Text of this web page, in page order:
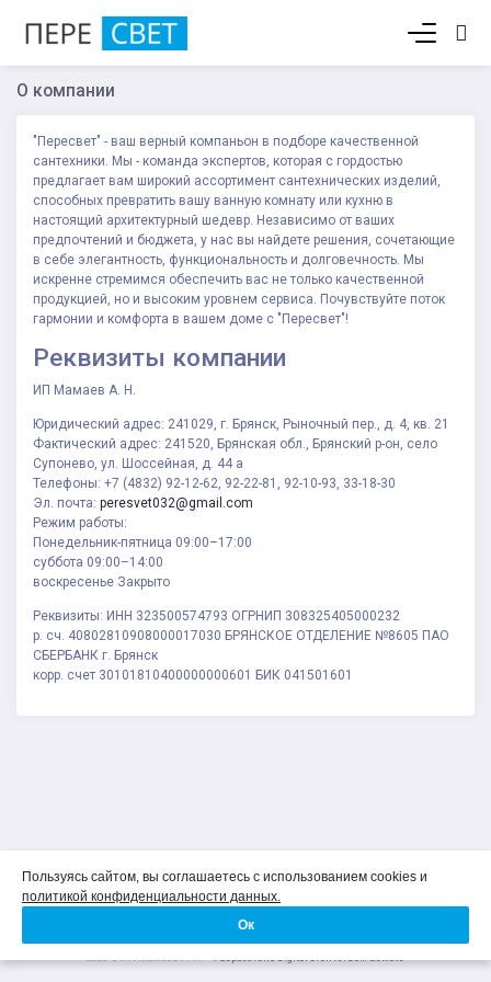
О компании
Пользуясь сайтом, вы соглашаетесь с использованием cookies и
политикой конфиденциальности данных.
Ок
"Пересвет" - ваш верный компаньон в подборе качественной
сантехники. Мы - команда экспертов, которая с гордостью
предлагает вам широкий ассортимент сантехнических изделий,
способных превратить вашу ванную комнату или кухню в
настоящий архитектурный шедевр. Независимо от ваших
предпочтений и бюджета, у нас вы найдете решения, сочетающие
в себе элегантность, функциональность и долговечность. Мы
искренне стремимся обеспечить вас не только качественной
продукцией, но и высоким уровнем сервиса. Почувствуйте поток
гармонии и комфорта в вашем доме с "Пересвет"!
Реквизиты компании
ИП Мамаев А. Н.
Юридический адрес: 241029, г. Брянск, Рыночный пер., д. 4, кв. 21
Фактический адрес: 241520, Брянская обл., Брянский р-он, село
Супонево, ул. Шоссейная, д. 44 а
Телефоны: +7 (4832) 92-12-62, 92-22-81, 92-10-93, 33-18-30
Эл. почта: peresvet032@gmail.com
Режим работы:
Понедельник-пятница 09:00–17:00
суббота 09:00–14:00
воскресенье Закрыто
Реквизиты: ИНН 323500574793 ОГРНИП 308325405000232
р. сч. 40802810908000017030 БРЯНСКОЕ ОТДЕЛЕНИЕ №8605 ПАО
СБЕРБАНК г. Брянск
корр. счет 30101810400000000601 БИК 041501601
2026 ©ИП Мамаев А. Н. Разработано Digital-агентством Bewave
Политика конфиденциальности
Соглашение на обработку персональных данных
О компании